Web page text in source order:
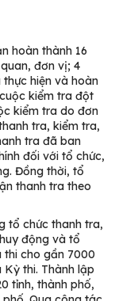
hoàn thành 16
đơn vị; 4
hiện và hoàn
kiểm tra đột
kiểm tra do đơn
tra, kiểm tra,
tra đã ban
đối với tổ chức,
Đồng thời, tổ
thanh tra theo
tổ chức thanh tra,
động và tổ
thi cho gần 7000
thi. Thành lập
tỉnh, thành phố,